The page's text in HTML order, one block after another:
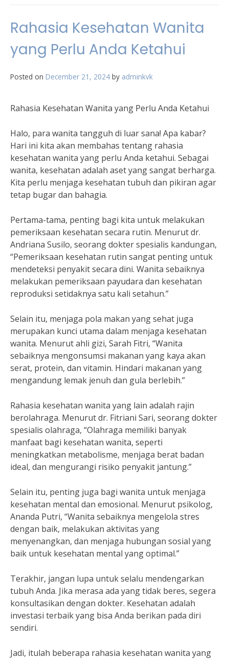
Rahasia Kesehatan Wanita
yang Perlu Anda Ketahui
Posted on December 21, 2024 by adminkvk
Rahasia Kesehatan Wanita yang Perlu Anda Ketahui
Halo, para wanita tangguh di luar sana! Apa kabar?
Hari ini kita akan membahas tentang rahasia
kesehatan wanita yang perlu Anda ketahui. Sebagai
wanita, kesehatan adalah aset yang sangat berharga.
Kita perlu menjaga kesehatan tubuh dan pikiran agar
tetap bugar dan bahagia.
Pertama-tama, penting bagi kita untuk melakukan
pemeriksaan kesehatan secara rutin. Menurut dr.
Andriana Susilo, seorang dokter spesialis kandungan,
“Pemeriksaan kesehatan rutin sangat penting untuk
mendeteksi penyakit secara dini. Wanita sebaiknya
melakukan pemeriksaan payudara dan kesehatan
reproduksi setidaknya satu kali setahun.”
Selain itu, menjaga pola makan yang sehat juga
merupakan kunci utama dalam menjaga kesehatan
wanita. Menurut ahli gizi, Sarah Fitri, “Wanita
sebaiknya mengonsumsi makanan yang kaya akan
serat, protein, dan vitamin. Hindari makanan yang
mengandung lemak jenuh dan gula berlebih.”
Rahasia kesehatan wanita yang lain adalah rajin
berolahraga. Menurut dr. Fitriani Sari, seorang dokter
spesialis olahraga, “Olahraga memiliki banyak
manfaat bagi kesehatan wanita, seperti
meningkatkan metabolisme, menjaga berat badan
ideal, dan mengurangi risiko penyakit jantung.”
Selain itu, penting juga bagi wanita untuk menjaga
kesehatan mental dan emosional. Menurut psikolog,
Ananda Putri, “Wanita sebaiknya mengelola stres
dengan baik, melakukan aktivitas yang
menyenangkan, dan menjaga hubungan sosial yang
baik untuk kesehatan mental yang optimal.”
Terakhir, jangan lupa untuk selalu mendengarkan
tubuh Anda. Jika merasa ada yang tidak beres, segera
konsultasikan dengan dokter. Kesehatan adalah
investasi terbaik yang bisa Anda berikan pada diri
sendiri.
Jadi, itulah beberapa rahasia kesehatan wanita yang